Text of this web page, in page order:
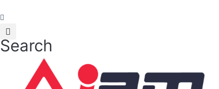
to
content
Search